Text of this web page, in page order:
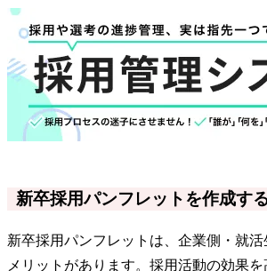
新卒採用パンフレットを作成す
新卒採用パンフレットは、企業側・就
メリットがあります。採用活動の効果